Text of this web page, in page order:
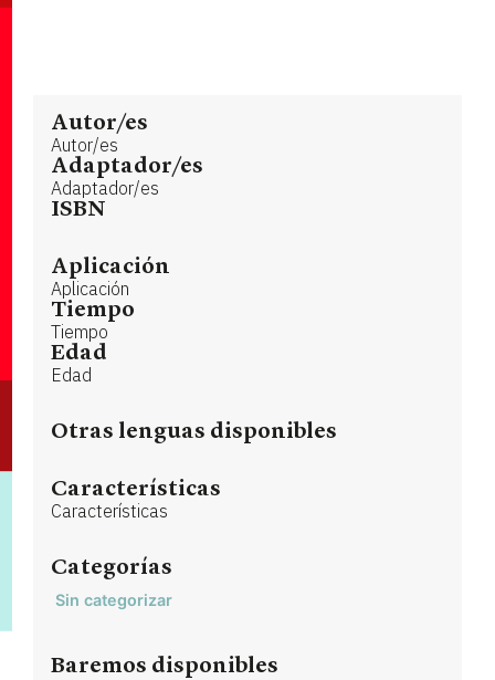
Autor/es
Autor/es
Adaptador/es
Adaptador/es
ISBN
Aplicación
Aplicación
Tiempo
Tiempo
Edad
Edad
Otras lenguas disponibles
Características
Características
Categorías
Sin categorizar
Baremos disponibles